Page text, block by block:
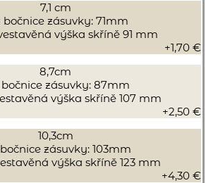
7,1 cm
bočnice zásuvky: 71mm
výška skříně 91 mm
+1,70 €
8,7cm
zásuvky: 87mm
výška skříně 107 mm
+2,50 €
10,3cm
zásuvky: 103mm
výška skříně 123 mm
+4,30 €